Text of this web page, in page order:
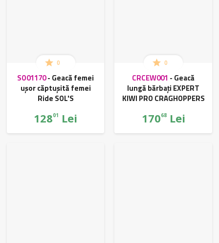
0
SO01170- Geacă femei
ușor căptușită femei
Ride SOL'S
12801 Lei
0
CRCEW001 - Geacă
lungă bărbați EXPERT
KIWI PRO CRAGHOPPERS
17068Lei